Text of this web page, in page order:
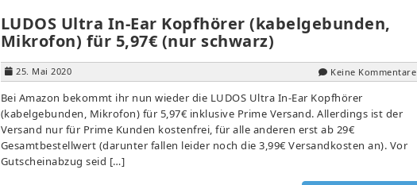
LUDOS Ultra In-Ear Kopfhörer (kabelgebunden,
Mikrofon) für 5,97€ (nur schwarz)
25. Mai 2020 Keine Kommentare
Bei Amazon bekommt ihr nun wieder die LUDOS Ultra In-Ear Kopfhörer
(kabelgebunden, Mikrofon) für 5,97€ inklusive Prime Versand. Allerdings ist der
Versand nur für Prime Kunden kostenfrei, für alle anderen erst ab 29€
Gesamtbestellwert (darunter fallen leider noch die 3,99€ Versandkosten an). Vor
Gutscheinabzug seid […]